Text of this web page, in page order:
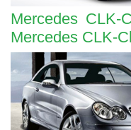
Mercedes CLK-
Mercedes CLK-